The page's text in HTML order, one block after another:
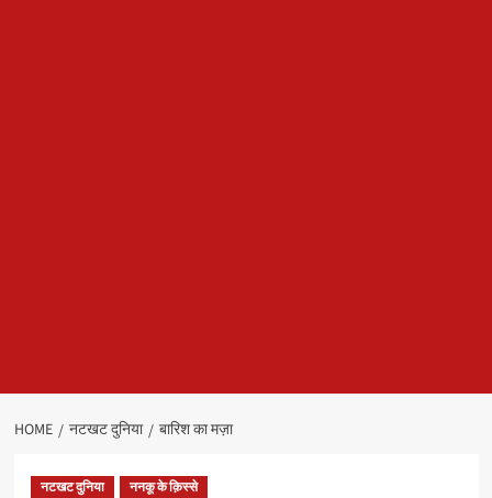
HOME नटखट दुनिया बारिश का मज़ा
नटखट दुनिया ननकू के क़िस्से